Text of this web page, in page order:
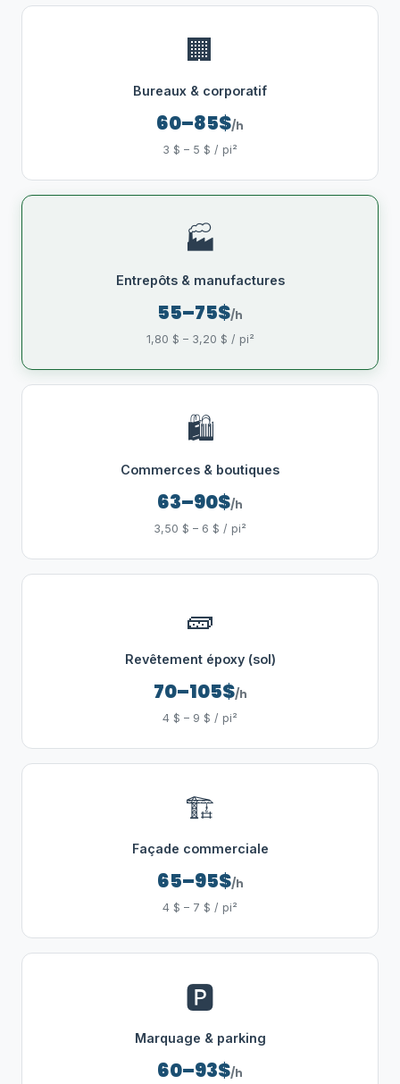
🏢
Bureaux & corporatif
60–85$/h
3 $ – 5 $ / pi²
🏭
Entrepôts & manufactures
55–75$/h
1,80 $ – 3,20 $ / pi²
🛍️
Commerces & boutiques
63–90$/h
3,50 $ – 6 $ / pi²
🧱
Revêtement époxy (sol)
70–105$/h
4 $ – 9 $ / pi²
🏗️
Façade commerciale
65–95$/h
4 $ – 7 $ / pi²
🅿️
Marquage & parking
60–93$/h